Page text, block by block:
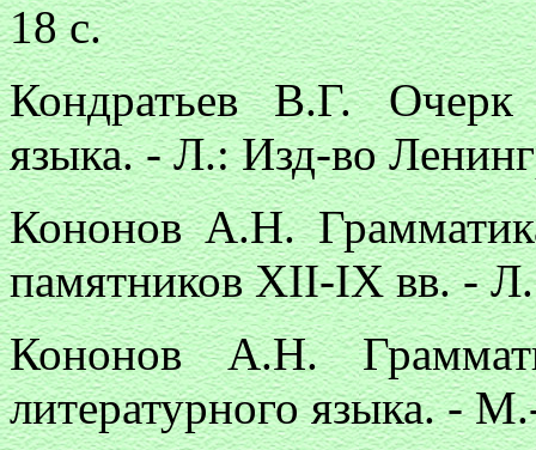
18 с.
Кондратьев В.Г. Очерк
языка. - Л.: Изд-во
Кононов А.Н.
памятников ХII-IX вв. -
Кононов А.Н.
литературного языка. -